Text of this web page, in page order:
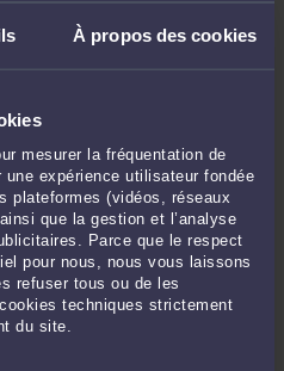
À propos des cookies
mesurer la fréquentation de
expérience utilisateur fondée
plateformes (vidéos, réseaux
que la gestion et l’analyse
Parce que le respect
pour nous, nous vous laissons
refuser tous ou de les
techniques strictement
du site.
en concurrence en Droit Public
travail, carrières des agents,
de contrats, règlements internes
politiques (organisation et litiges)
européen et communautaire
et sécurité, traçabilité, mise en marché